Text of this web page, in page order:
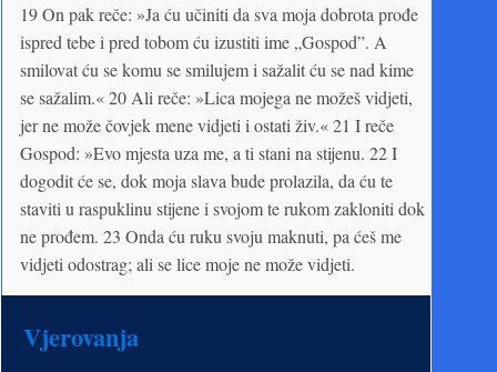
19 On pak reče: »Ja ću učiniti da sva moja dobrota prođe
ispred tebe i pred tobom ću izustiti ime „Gospod”. A
smilovat ću se komu se smilujem i sažalit ću se nad kime
se sažalim.« 20 Ali reče: »Lica mojega ne možeš vidjeti,
jer ne može čovjek mene vidjeti i ostati živ.« 21 I reče
Gospod: »Evo mjesta uza me, a ti stani na stijenu. 22 I
dogodit će se, dok moja slava bude prolazila, da ću te
staviti u raspuklinu stijene i svojom te rukom zakloniti dok
ne prođem. 23 Onda ću ruku svoju maknuti, pa ćeš me
vidjeti odostrag; ali se lice moje ne može vidjeti.
Vjerovanja